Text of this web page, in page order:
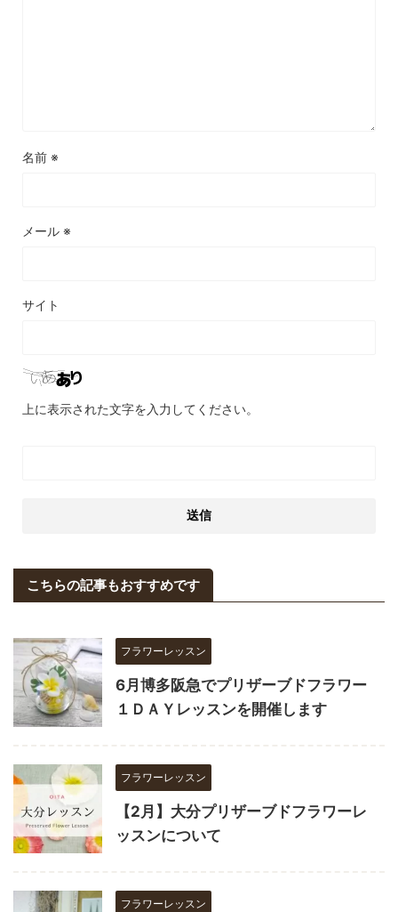
名前 ※
メール ※
サイト
上に表示された文字を入力してください。
こちらの記事もおすすめです
フラワーレッスン
6月博多阪急でプリザーブドフラワー
１ＤＡＹレッスンを開催します
フラワーレッスン
【2月】大分プリザーブドフラワーレ
ッスンについて
フラワーレッスン